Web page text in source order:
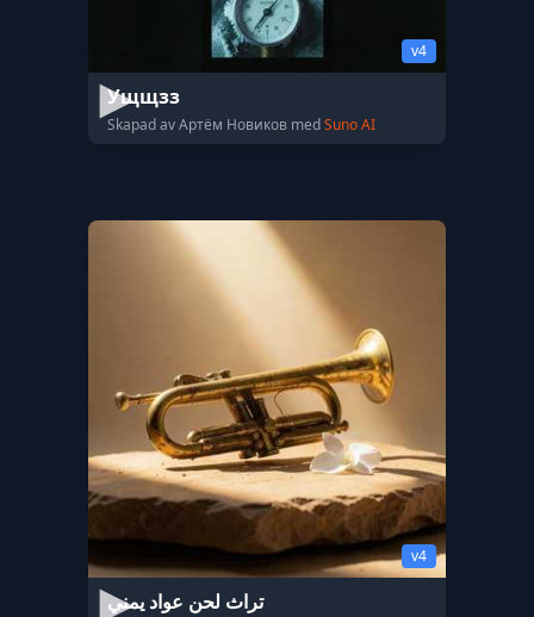
v4
Ущщзз
Skapad av Артём Новиков medSuno AI
v4
تراث لحن عواد يمني